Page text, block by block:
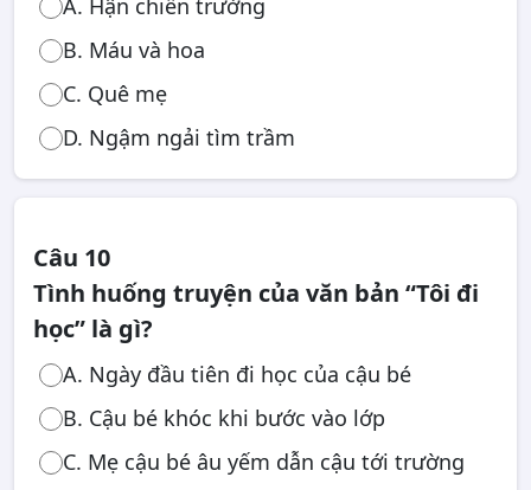
A. Hận chiến trường
B. Máu và hoa
C. Quê mẹ
D. Ngậm ngải tìm trầm
Câu 10
Tình huống truyện của văn bản “Tôi đi
học” là gì?
A. Ngày đầu tiên đi học của cậu bé
B. Cậu bé khóc khi bước vào lớp
C. Mẹ cậu bé âu yếm dẫn cậu tới trường